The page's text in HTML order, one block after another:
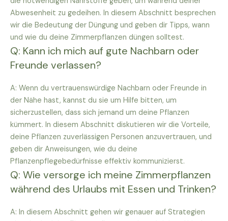
Abwesenheit zu gedeihen. In diesem Abschnitt besprechen
wir die Bedeutung der Düngung und geben dir Tipps, wann
und wie du deine Zimmerpflanzen düngen solltest.
Q: Kann ich mich auf gute Nachbarn oder
Freunde verlassen?
A: Wenn du vertrauenswürdige Nachbarn oder Freunde in
der Nähe hast, kannst du sie um Hilfe bitten, um
sicherzustellen, dass sich jemand um deine Pflanzen
kümmert. In diesem Abschnitt diskutieren wir die Vorteile,
deine Pflanzen zuverlässigen Personen anzuvertrauen, und
geben dir Anweisungen, wie du deine
Pflanzenpflegebedürfnisse effektiv kommunizierst.
Q: Wie versorge ich meine Zimmerpflanzen
während des Urlaubs mit Essen und Trinken?
A: In diesem Abschnitt gehen wir genauer auf Strategien